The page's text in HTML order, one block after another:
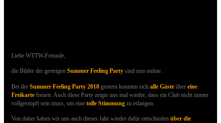
Liebe WTTW-Freunde,
die Bilder der gestrigen Summer Feeling Party sind nun online .
Bei der Summer Feeling Party 2018 gestern konnten sich alle Gäste über eine
Freikarte freuen. Auch diese Party zeigte uns mal wieder, dass ein Club nicht immer
vollgestopft sein muss, um eine tolle Stimmung zu erlangen.
Von daher haben wir uns auch dieses Jahr wieder dafür entschieden über die